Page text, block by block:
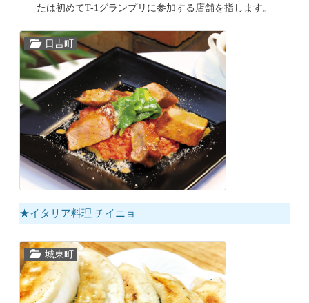
たは初めてT-1グランプリに参加する店舗を指します。
日吉町
★イタリア料理 チイニョ
城東町